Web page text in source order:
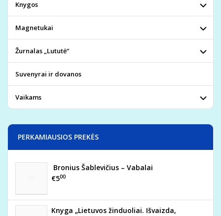
Knygos
Magnetukai
Žurnalas „Lututė“
Suvenyrai ir dovanos
Vaikams
PERKAMIAUSIOS PREKĖS
Bronius Šablevičius – Vabalai
€500
Knyga „Lietuvos žinduoliai. Išvaizda,